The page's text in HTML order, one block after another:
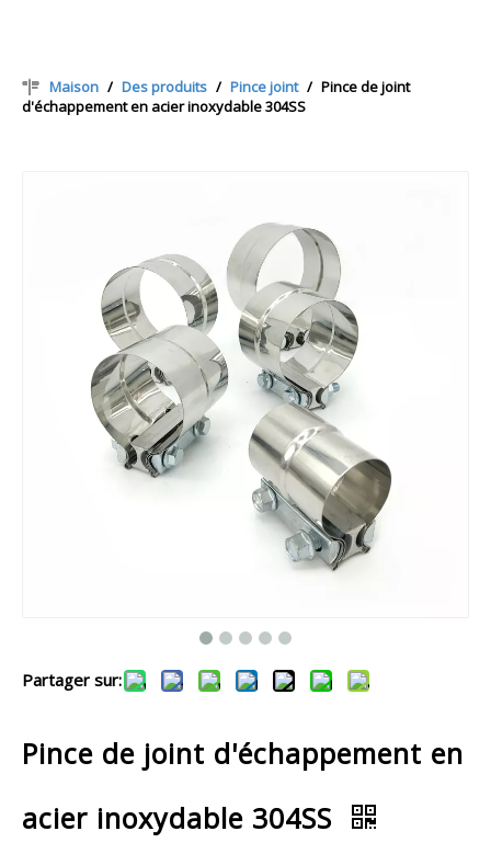
Maison / Des produits / Pince joint / Pince de joint
d'échappement en acier inoxydable 304SS
Partager sur:
Pince de joint d'échappement en
acier inoxydable 304SS